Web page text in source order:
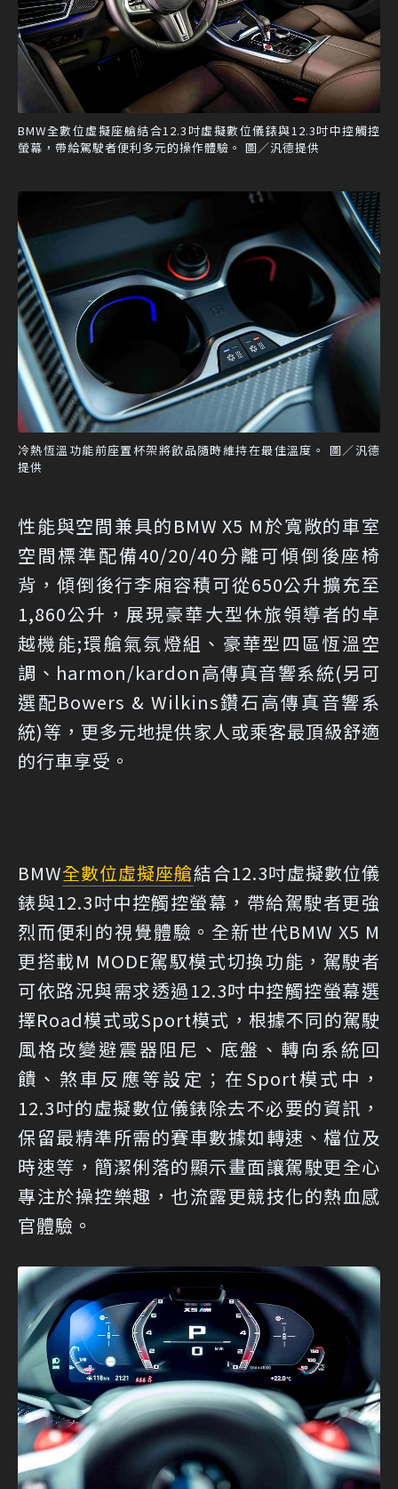
BMW全數位虛擬座艙結合12.3吋虛擬數位儀錶與12.3吋中控觸控
螢幕，帶給駕駛者便利多元的操作體驗。 圖／汎德提供
冷熱恆溫功能前座置杯架將飲品隨時維持在最佳溫度。 圖／汎德
提供
性能與空間兼具的BMW X5 M於寬敞的車室
空間標準配備40/20/40分離可傾倒後座椅
背，傾倒後行李廂容積可從650公升擴充至
1,860公升，展現豪華大型休旅領導者的卓
越機能;環艙氣氛燈組、豪華型四區恆溫空
調、harmon/kardon高傳真音響系統(另可
選配Bowers & Wilkins鑽石高傳真音響系
統)等，更多元地提供家人或乘客最頂級舒適
的行車享受。
BMW全數位虛擬座艙結合12.3吋虛擬數位儀
錶與12.3吋中控觸控螢幕，帶給駕駛者更強
烈而便利的視覺體驗。全新世代BMW X5 M
更搭載M MODE駕馭模式切換功能，駕駛者
可依路況與需求透過12.3吋中控觸控螢幕選
擇Road模式或Sport模式，根據不同的駕駛
風格改變避震器阻尼、底盤、轉向系統回
饋、煞車反應等設定；在Sport模式中，
12.3吋的虛擬數位儀錶除去不必要的資訊，
保留最精準所需的賽車數據如轉速、檔位及
時速等，簡潔俐落的顯示畫面讓駕駛更全心
專注於操控樂趣，也流露更競技化的熱血感
官體驗。